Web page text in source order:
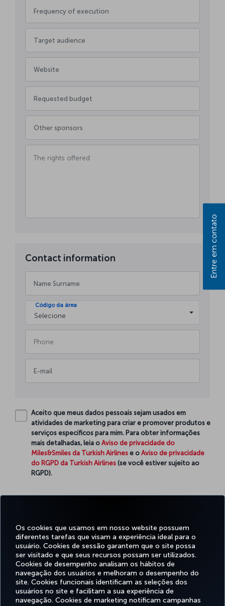
Os cookies que usamos em nosso website possuem
diferentes tarefas que visam a experiência ideal para o
usuário. Cookies de sessão garantem que o site possa
ser visitado e que seus recursos possam ser utilizados.
Cookies de desempenho analisam os hábitos de
navegação dos usuários e melhoram o desempenho do
site. Cookies funcionais identificam as seleções dos
usuários no site e facilitam a sua experiência de
navegação. Cookies de marketing notificam campanhas
Contact information
Código da área
Selecione
Aceito que meus dados pessoais sejam usados em
atividades de marketing para criar e promover produtos e
serviços específicos para mim. Para obter informações
mais detalhadas, leia o Aviso de privacidade do
Miles&Smiles da Turkish Airlines e o Aviso de privacidade
do RGPD da Turkish Airlines (se você estiver sujeito ao
RGPD).
Facebook
TwitterInstagram
YouTubeLinkedIn
TiktokBlog
RESERVA E
GERENCIAMENTO
EXPERIÊNCIA
OFERTAS
E
DESTINOS
AJUDA
Entre em contato